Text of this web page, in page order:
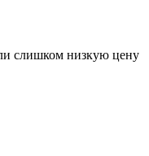
слишком низкую цену